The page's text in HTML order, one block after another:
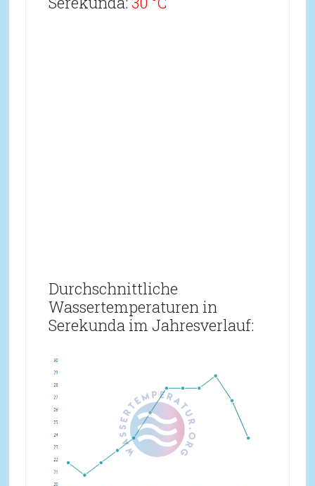
Durchschnittliche
Wassertemperaturen in
Serekunda im Jahresverlauf: